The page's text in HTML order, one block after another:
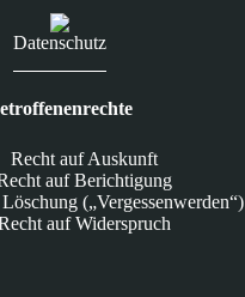
Datenschutz
Recht auf Auskunft
auf Berichtigung
(„Vergessenwerden“)
auf Widerspruch